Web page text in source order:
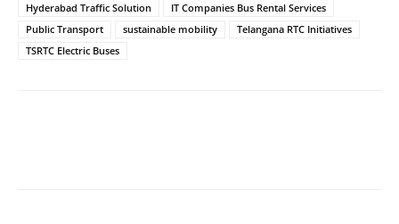
Hyderabad Traffic Solution
IT Companies Bus Rental Services
Public Transport
sustainable mobility
Telangana RTC Initiatives
TSRTC Electric Buses